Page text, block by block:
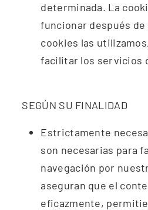
determinada. La
funcionar después de
cookies las
facilitar los servicios
SEGÚN SU FINALIDAD
Estrictamente
son necesarias para
navegación por
aseguran que el
eficazmente,